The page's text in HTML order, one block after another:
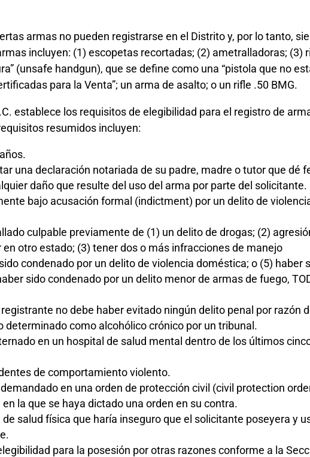
armas no pueden registrarse en el Distrito y, por lo tanto,
incluyen: (1) escopetas recortadas; (2) ametralladoras; (3)
(unsafe handgun), que se define como una “pistola que no
para la Venta”; un arma de asalto; o un rifle .50 BMG.
establece los requisitos de elegibilidad para el registro de
resumidos incluyen:
una declaración notariada de su padre, madre o tutor que dé
daño que resulte del uso del arma por parte del solicitante.
bajo acusación formal (indictment) por un delito de
culpable previamente de (1) un delito de drogas; (2)
otro estado; (3) tener dos o más infracciones de manejo
condenado por un delito de violencia doméstica; o (5) haber
sido condenado por un delito menor de armas de fuego,
no debe haber evitado ningún delito penal por razón
determinado como alcohólico crónico por un tribunal.
en un hospital de salud mental dentro de los últimos
de comportamiento violento.
en una orden de protección civil (civil protection
la que se haya dictado una orden en su contra.
salud física que haría inseguro que el solicitante poseyera y
para la posesión por otras razones conforme a la